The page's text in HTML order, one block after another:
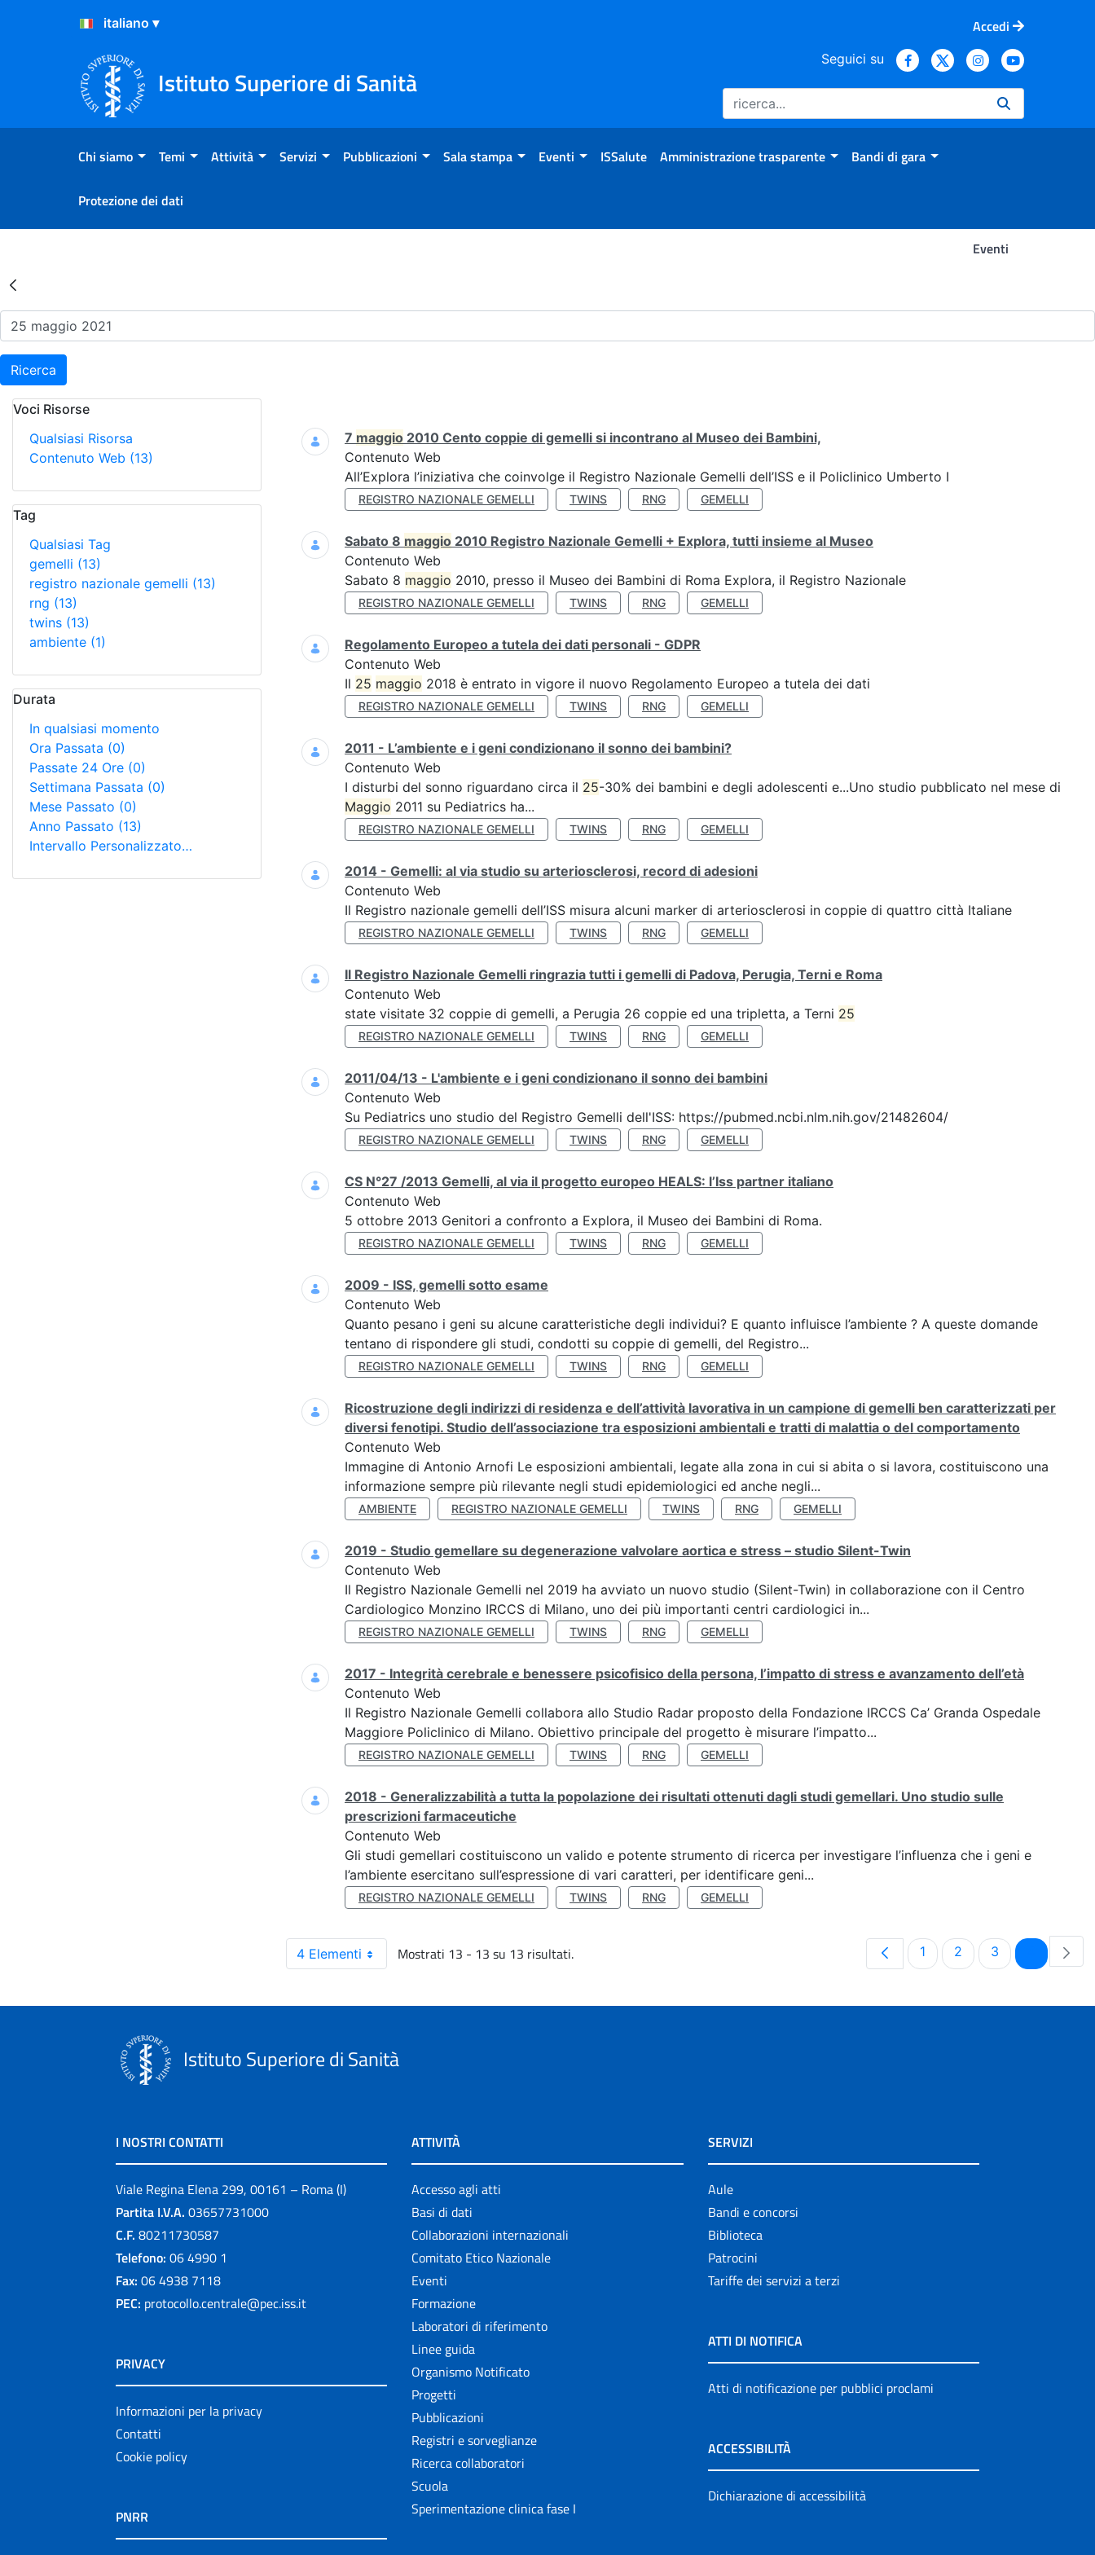
Salta al Contenuto
Salta al Footer
Accedi
Istituto Superiore di Sanità
Seguici su
Chi siamo Temi Attività Servizi Pubblicazioni Sala stampa Eventi ISSalute Amministrazione trasparente Bandi di gara
Protezione dei dati
Eventi
Risultati della Ricerca - Eventi
Ricerca
Voci Risorse
Qualsiasi Risorsa
Contenuto Web (13)
Tag
Qualsiasi Tag
gemelli (13)
registro nazionale gemelli (13)
rng (13)
twins (13)
ambiente (1)
Durata
In qualsiasi momento
Ora Passata (0)
Passate 24 Ore (0)
Settimana Passata (0)
Mese Passato (0)
Anno Passato (13)
Intervallo Personalizzato…
Ricerca
7 maggio 2010 Cento coppie di gemelli si incontrano al Museo dei Bambini,
Contenuto Web
All’Explora l’iniziativa che coinvolge il Registro Nazionale Gemelli dell’ISS e il Policlinico Umberto I
REGISTRO NAZIONALE GEMELLI TWINS RNG GEMELLI
Sabato 8 maggio 2010 Registro Nazionale Gemelli + Explora, tutti insieme al Museo
Contenuto Web
Sabato 8 maggio 2010, presso il Museo dei Bambini di Roma Explora, il Registro Nazionale
REGISTRO NAZIONALE GEMELLI TWINS RNG GEMELLI
Regolamento Europeo a tutela dei dati personali - GDPR
Contenuto Web
Il 25 maggio 2018 è entrato in vigore il nuovo Regolamento Europeo a tutela dei dati
REGISTRO NAZIONALE GEMELLI TWINS RNG GEMELLI
2011 - L’ambiente e i geni condizionano il sonno dei bambini?
Contenuto Web
I disturbi del sonno riguardano circa il 25-30% dei bambini e degli adolescenti e...Uno studio pubblicato nel mese di
Maggio 2011 su Pediatrics ha...
REGISTRO NAZIONALE GEMELLI TWINS RNG GEMELLI
2014 - Gemelli: al via studio su arteriosclerosi, record di adesioni
Contenuto Web
Il Registro nazionale gemelli dell’ISS misura alcuni marker di arteriosclerosi in coppie di quattro città Italiane
REGISTRO NAZIONALE GEMELLI TWINS RNG GEMELLI
Il Registro Nazionale Gemelli ringrazia tutti i gemelli di Padova, Perugia, Terni e Roma
Contenuto Web
state visitate 32 coppie di gemelli, a Perugia 26 coppie ed una tripletta, a Terni 25
REGISTRO NAZIONALE GEMELLI TWINS RNG GEMELLI
2011/04/13 - L'ambiente e i geni condizionano il sonno dei bambini
Contenuto Web
Su Pediatrics uno studio del Registro Gemelli dell'ISS: https://pubmed.ncbi.nlm.nih.gov/21482604/
REGISTRO NAZIONALE GEMELLI TWINS RNG GEMELLI
CS N°27 /2013 Gemelli, al via il progetto europeo HEALS: l’Iss partner italiano
Contenuto Web
5 ottobre 2013 Genitori a confronto a Explora, il Museo dei Bambini di Roma.
REGISTRO NAZIONALE GEMELLI TWINS RNG GEMELLI
2009 - ISS, gemelli sotto esame
Contenuto Web
Quanto pesano i geni su alcune caratteristiche degli individui? E quanto influisce l’ambiente ? A queste domande
tentano di rispondere gli studi, condotti su coppie di gemelli, del Registro...
REGISTRO NAZIONALE GEMELLI TWINS RNG GEMELLI
Ricostruzione degli indirizzi di residenza e dell’attività lavorativa in un campione di gemelli ben caratterizzati per
diversi fenotipi. Studio dell’associazione tra esposizioni ambientali e tratti di malattia o del comportamento
Contenuto Web
Immagine di Antonio Arnofi Le esposizioni ambientali, legate alla zona in cui si abita o si lavora, costituiscono una
informazione sempre più rilevante negli studi epidemiologici ed anche negli...
AMBIENTE REGISTRO NAZIONALE GEMELLI TWINS RNG GEMELLI
2019 - Studio gemellare su degenerazione valvolare aortica e stress – studio Silent-Twin
Contenuto Web
Il Registro Nazionale Gemelli nel 2019 ha avviato un nuovo studio (Silent-Twin) in collaborazione con il Centro
Cardiologico Monzino IRCCS di Milano, uno dei più importanti centri cardiologici in...
REGISTRO NAZIONALE GEMELLI TWINS RNG GEMELLI
2017 - Integrità cerebrale e benessere psicofisico della persona, l’impatto di stress e avanzamento dell’età
Contenuto Web
Il Registro Nazionale Gemelli collabora allo Studio Radar proposto della Fondazione IRCCS Ca’ Granda Ospedale
Maggiore Policlinico di Milano. Obiettivo principale del progetto è misurare l’impatto...
REGISTRO NAZIONALE GEMELLI TWINS RNG GEMELLI
2018 - Generalizzabilità a tutta la popolazione dei risultati ottenuti dagli studi gemellari. Uno studio sulle
prescrizioni farmaceutiche
Contenuto Web
Gli studi gemellari costituiscono un valido e potente strumento di ricerca per investigare l’influenza che i geni e
l’ambiente esercitano sull’espressione di vari caratteri, per identificare geni...
REGISTRO NAZIONALE GEMELLI TWINS RNG GEMELLI
4 Elementi Mostrati 13 - 13 su 13 risultati. Pagina
1 Pagina
2 Pagina
3 Pagina
Istituto Superiore di Sanità
I NOSTRI CONTATTI
Viale Regina Elena 299, 00161 – Roma (I)
Partita I.V.A. 03657731000
C.F. 80211730587
Telefono: 06 4990 1
Fax: 06 4938 7118
PEC: protocollo.centrale@pec.iss.it
PRIVACY
Informazioni per la privacy
Contatti
Cookie policy
PNRR
ATTIVITÀ
Accesso agli atti
Basi di dati
Collaborazioni internazionali
Comitato Etico Nazionale
Eventi
Formazione
Laboratori di riferimento
Linee guida
Organismo Notificato
Progetti
Pubblicazioni
Registri e sorveglianze
Ricerca collaboratori
Scuola
Sperimentazione clinica fase I
SERVIZI
Aule
Bandi e concorsi
Biblioteca
Patrocini
Tariffe dei servizi a terzi
ATTI DI NOTIFICA
Atti di notificazione per pubblici proclami
ACCESSIBILITÀ
Dichiarazione di accessibilità